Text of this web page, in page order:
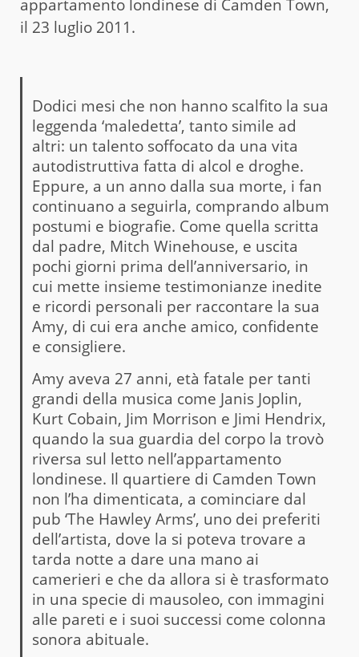
appartamento londinese di Camden Town,
il 23 luglio 2011.
Dodici mesi che non hanno scalfito la sua
leggenda ‘maledetta’, tanto simile ad
altri: un talento soffocato da una vita
autodistruttiva fatta di alcol e droghe.
Eppure, a un anno dalla sua morte, i fan
continuano a seguirla, comprando album
postumi e biografie. Come quella scritta
dal padre, Mitch Winehouse, e uscita
pochi giorni prima dell’anniversario, in
cui mette insieme testimonianze inedite
e ricordi personali per raccontare la sua
Amy, di cui era anche amico, confidente
e consigliere.
Amy aveva 27 anni, età fatale per tanti
grandi della musica come Janis Joplin,
Kurt Cobain, Jim Morrison e Jimi Hendrix,
quando la sua guardia del corpo la trovò
riversa sul letto nell’appartamento
londinese. Il quartiere di Camden Town
non l’ha dimenticata, a cominciare dal
pub ‘The Hawley Arms’, uno dei preferiti
dell’artista, dove la si poteva trovare a
tarda notte a dare una mano ai
camerieri e che da allora si è trasformato
in una specie di mausoleo, con immagini
alle pareti e i suoi successi come colonna
sonora abituale.